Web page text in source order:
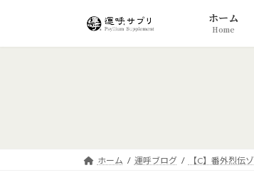
ホーム
Home
ホーム 運呼ブログ 【C】番外烈伝